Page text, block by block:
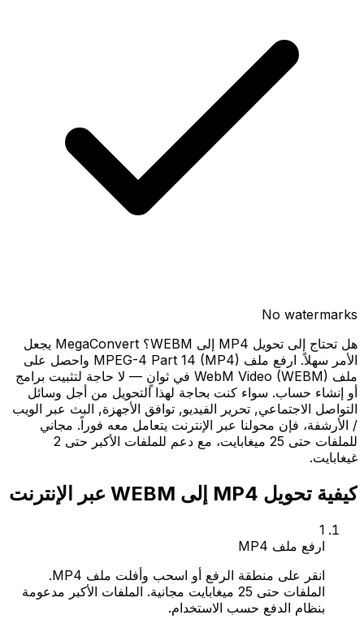
No watermarks
هل تحتاج إلى تحويل MP4 إلى WEBM؟ MegaConvert يجعل
الأمر سهلاً. ارفع ملف MPEG-4 Part 14 (MP4) واحصل على
ملف WebM Video (WEBM) في ثوانٍ — لا حاجة لتثبيت برامج
أو إنشاء حساب. سواء كنت بحاجة لهذا التحويل من أجل وسائل
التواصل الاجتماعي, تحرير الفيديو, توافق الأجهزة, البث عبر الويب
/ الأرشفة، فإن محولنا عبر الإنترنت يتعامل معه فوراً. مجاني
للملفات حتى 25 ميغابايت، مع دعم للملفات الأكبر حتى 2
غيغابايت.
كيفية تحويل MP4 إلى WEBM عبر الإنترنت
1
ارفع ملف MP4
انقر على منطقة الرفع أو اسحب وأفلت ملف MP4.
الملفات حتى 25 ميغابايت مجانية. الملفات الأكبر مدعومة
بنظام الدفع حسب الاستخدام.